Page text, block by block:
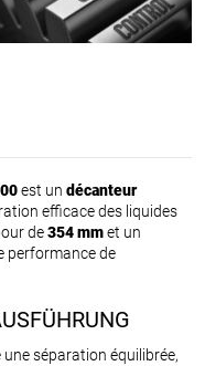
est un décanteur
efficace des liquides
de354 mmet un
performance de
séparation équilibrée,